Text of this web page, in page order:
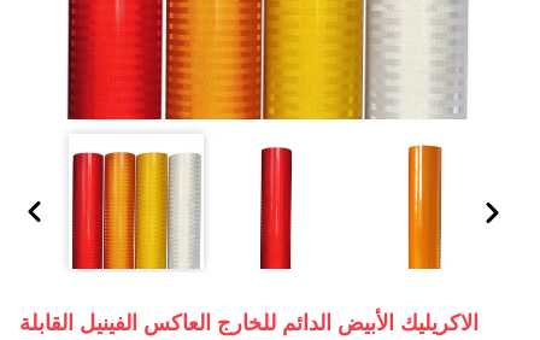
الاكريليك الأبيض الدائم للخارج العاكس الفينيل القابلة